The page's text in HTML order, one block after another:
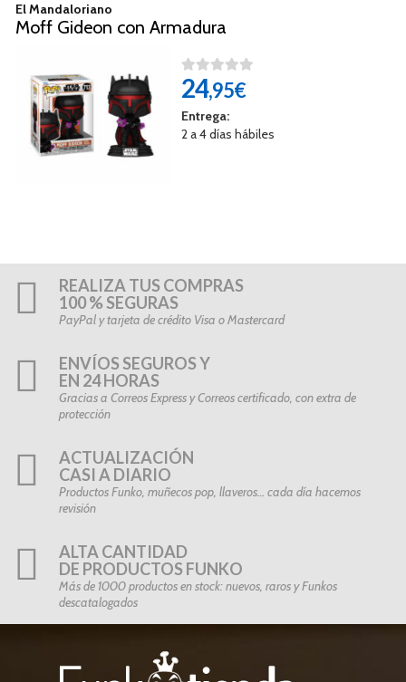
El Mandaloriano
Moff Gideon con Armadura
24,95€
Entrega:
2 a 4 días hábiles
REALIZA TUS COMPRAS
100 % SEGURAS
PayPal y tarjeta de crédito Visa o Mastercard
ENVÍOS SEGUROS Y
EN 24 HORAS
Gracias a Correos Express y Correos certificado, con extra de
protección
ACTUALIZACIÓN
CASI A DIARIO
Productos Funko, muñecos pop, llaveros… cada día hacemos
revisión
ALTA CANTIDAD
DE PRODUCTOS FUNKO
Más de 1000 productos en stock: nuevos, raros y Funkos
descatalogados